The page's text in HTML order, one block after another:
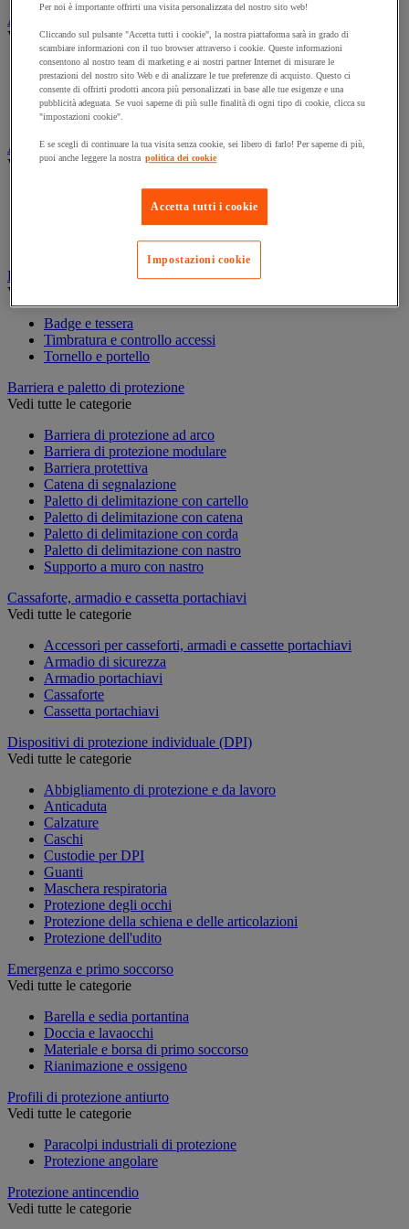
Assorbente industriale
Vedi tutte le categorie
Assorbente
Barriera anti-inquinamento e sistema di deviazione delle
perdite
Contenitore e solvente per sgrassaggio
Attrezzatura e mobili per studi medici
Vedi tutte le categorie
Lettino, paravento e sedia per studi medici
Materiale per diagnosi di medicina generale
Mobili e forniture per studi medici
Badge e timbratura
Vedi tutte le categorie
Badge e tessera
Timbratura e controllo accessi
Tornello e portello
Barriera e paletto di protezione
Vedi tutte le categorie
Barriera di protezione ad arco
Barriera di protezione modulare
Barriera protettiva
Catena di segnalazione
Paletto di delimitazione con cartello
Paletto di delimitazione con catena
Paletto di delimitazione con corda
Paletto di delimitazione con nastro
Supporto a muro con nastro
Cassaforte, armadio e cassetta portachiavi
Vedi tutte le categorie
Accessori per casseforti, armadi e cassette portachiavi
Armadio di sicurezza
Armadio portachiavi
Cassaforte
Cassetta portachiavi
Dispositivi di protezione individuale (DPI)
Vedi tutte le categorie
Abbigliamento di protezione e da lavoro
Anticaduta
Calzature
Caschi
Custodie per DPI
Guanti
Maschera respiratoria
Protezione degli occhi
Protezione della schiena e delle articolazioni
Protezione dell'udito
Emergenza e primo soccorso
Vedi tutte le categorie
Barella e sedia portantina
Doccia e lavaocchi
Materiale e borsa di primo soccorso
Rianimazione e ossigeno
Profili di protezione antiurto
Vedi tutte le categorie
Paracolpi industriali di protezione
Protezione angolare
Protezione antincendio
Vedi tutte le categorie
Per noi è importante offrirti una visita personalizzata del nostro sito web!
Cliccando sul pulsante "Accetta tutti i cookie", la nostra piattaforma sarà in grado di
scambiare informazioni con il tuo browser attraverso i cookie. Queste informazioni
consentono al nostro team di marketing e ai nostri partner Internet di misurare le
prestazioni del nostro sito Web e di analizzare le tue preferenze di acquisto. Questo ci
consente di offrirti prodotti ancora più personalizzati in base alle tue esigenze e una
pubblicità adeguata. Se vuoi saperne di più sulle finalità di ogni tipo di cookie, clicca su
"impostazioni cookie".
E se scegli di continuare la tua visita senza cookie, sei libero di farlo! Per saperne di più,
puoi anche leggere la nostra politica dei cookie
Accetta tutti i cookie
Impostazioni cookie